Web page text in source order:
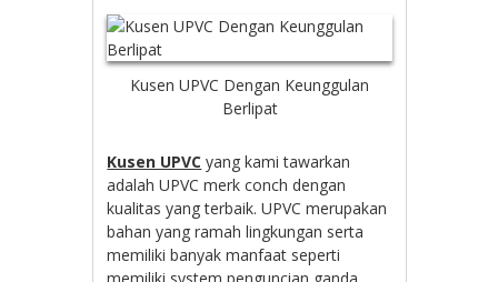
Kusen UPVC Dengan Keunggulan
Berlipat
Kusen UPVC yang kami tawarkan
adalah UPVC merk conch dengan
kualitas yang terbaik. UPVC merupakan
bahan yang ramah lingkungan serta
memiliki banyak manfaat seperti